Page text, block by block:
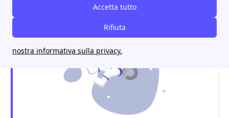
Accetta tutto
Rifiuta
nostra informativa sulla privacy.